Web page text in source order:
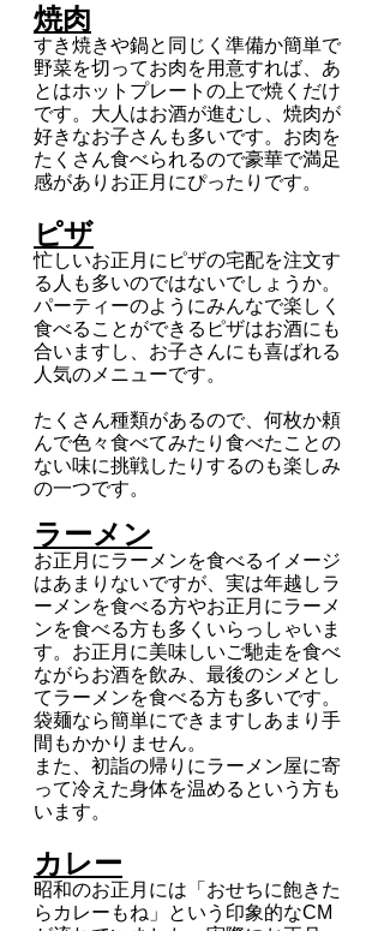
焼肉
すき焼きや鍋と同じく準備か簡単で
野菜を切ってお肉を用意すれば、あ
とはホットプレートの上で焼くだけ
です。大人はお酒が進むし、焼肉が
好きなお子さんも多いです。お肉を
たくさん食べられるので豪華で満足
感がありお正月にぴったりです。
ピザ
忙しいお正月にピザの宅配を注文す
る人も多いのではないでしょうか。
パーティーのようにみんなで楽しく
食べることができるピザはお酒にも
合いますし、お子さんにも喜ばれる
人気のメニューです。
たくさん種類があるので、何枚か頼
んで色々食べてみたり食べたことの
ない味に挑戦したりするのも楽しみ
の一つです。
ラーメン
お正月にラーメンを食べるイメージ
はあまりないですが、実は年越しラ
ーメンを食べる方やお正月にラーメ
ンを食べる方も多くいらっしゃいま
す。お正月に美味しいご馳走を食べ
ながらお酒を飲み、最後のシメとし
てラーメンを食べる方も多いです。
袋麺なら簡単にできますしあまり手
間もかかりません。
また、初詣の帰りにラーメン屋に寄
って冷えた身体を温めるという方も
います。
カレー
昭和のお正月には「おせちに飽きた
らカレーもね」という印象的なCM